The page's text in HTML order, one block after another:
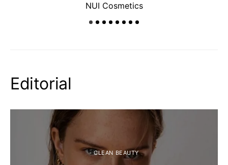
NUI Cosmetics
Editorial
- CLEAN BEAUTY